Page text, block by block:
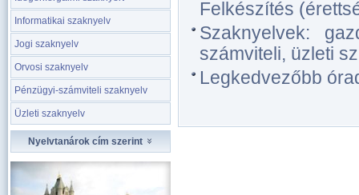
Informatikai szaknyelv
Jogi szaknyelv
Orvosi szaknyelv
Pénzügyi-számviteli szaknyelv
Üzleti szaknyelv
Nyelvtanárok cím szerint
Felkészítés
Szaknyelvek:
számviteli, üzleti
Legkedvezőbb